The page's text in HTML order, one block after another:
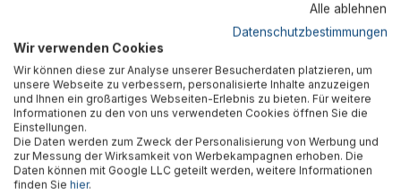
🎉 Jetzt den Newsletter
abonnieren & 5% Rabatt
sichern!
Dein Vorteil wartet schon auf Dich: Mit der Anmeldung
Alle ablehnen
Datenschutzbestimmungen
Wir verwenden Cookies
Wir können diese zur Analyse unserer Besucherdaten platzieren, um
unsere Webseite zu verbessern, personalisierte Inhalte anzuzeigen
und Ihnen ein großartiges Webseiten-Erlebnis zu bieten. Für weitere
Informationen zu den von uns verwendeten Cookies öffnen Sie die
Einstellungen.
Die Daten werden zum Zweck der Personalisierung von Werbung und
zur Messung der Wirksamkeit von Werbekampagnen erhoben. Die
Daten können mit Google LLC geteilt werden, weitere Informationen
finden Sie hier.
FÜR DICH
Abonniere jetzt unseren kostenlosen
Newsletter, verpasse keine Neuigkeiten und
Aktionen mehr und sichere Dir 5 %
Willkommensrabatt auf nicht reduzierte Ware
bei Deiner ersten Bestellung !*
Email